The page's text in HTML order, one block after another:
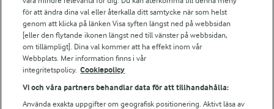
Bildbank
Följ oss
för att ändra dina val eller återkalla ditt samtycke när som helst
genom att klicka på länken Visa syften längst ned på webbsidan
[eller den flytande ikonen längst ned till vänster på webbsidan,
om tillämpligt]. Dina val kommer att ha effekt inom vår
Webbplats. Mer information finns i vår
integritetspolicy. Cookiepolicy
Vi och våra partners behandlar data för att tillhandahålla:
Använda exakta uppgifter om geografisk positionering. Aktivt läsa av